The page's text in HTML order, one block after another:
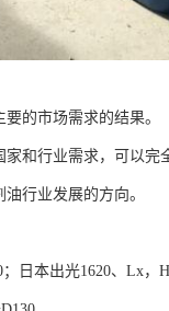
的市场需求的结果。
和行业需求，可以完
行业发展的方向。
日本出光1620、Lx，